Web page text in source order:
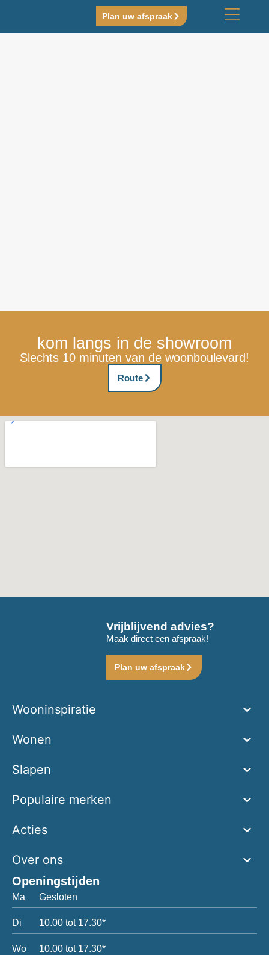
Plan uw afspraak
kom langs in de showroom
Slechts 10 minuten van de woonboulevard!
Route
Vrijblijvend advies?
Maak direct een afspraak!
Plan uw afspraak
Wooninspiratie
Wonen
Slapen
Populaire merken
Acties
Over ons
Openingstijden
Ma Gesloten
Di 10.00 tot 17.30*
Wo 10.00 tot 17.30*